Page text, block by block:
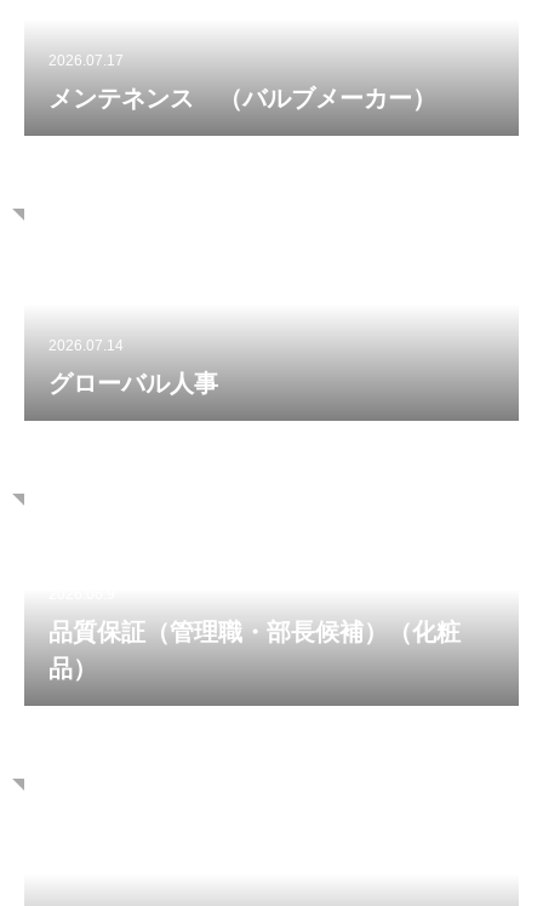
2026.07.17
メンテネンス （バルブメーカー）
2026.07.14
グローバル人事
品質保証（管理職・部長候補）（化粧
品）